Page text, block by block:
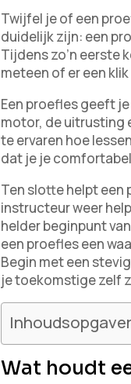
Twijfel je of een
duidelijk zijn: een
Tijdens zo’n eerste
meteen of er een
Een proefles geeft
motor, de uitrusting
te ervaren hoe
dat je je
Ten slotte helpt een
instructeur weer
helder beginpunt
een proefles een
Begin met een
je toekomstige zelf
Wat houdt